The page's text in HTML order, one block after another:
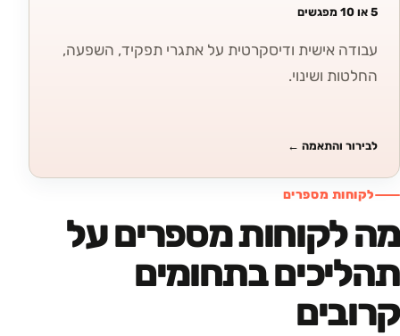
5 או 10 מפגשים
עבודה אישית ודיסקרטית על אתגרי תפקיד, השפעה,
החלטות ושינוי.
לבירור והתאמה ←
לקוחות מספרים
מה לקוחות מספרים על
תהליכים בתחומים
קרובים